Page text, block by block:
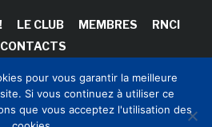
LE CLUB MEMBRES
RNCI
CONTACTS
& Culture CLIC France /
pour vous garantir la meilleure
Si vous continuez à utiliser ce
que vous acceptez l'utilisation des